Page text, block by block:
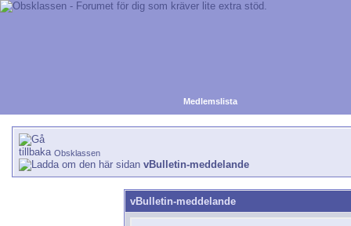
Medlemslista
Obsklassen
vBulletin-meddelande
vBulletin-meddelande